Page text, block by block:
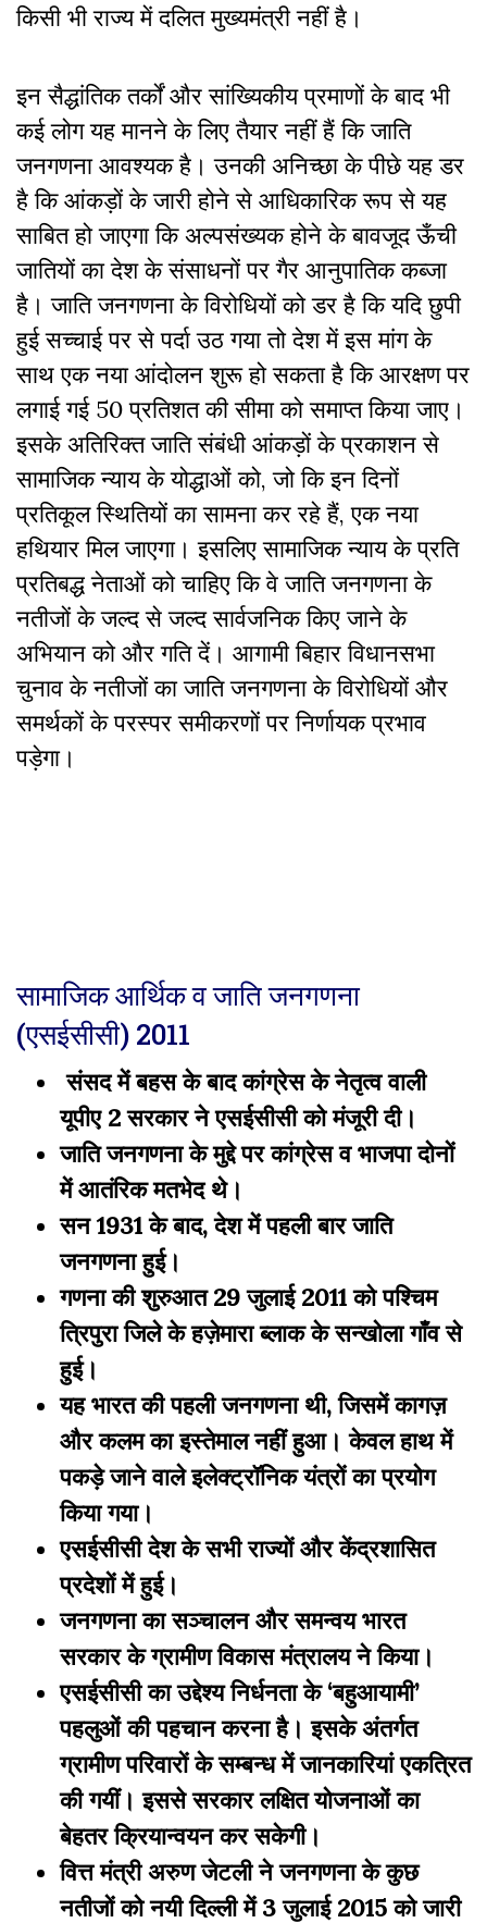
किसी भी राज्य में दलित मुख्यमंत्री नहीं है।
इन सैद्धांतिक तर्कों और सांख्यिकीय प्रमाणों के बाद भी
कई लोग यह मानने के लिए तैयार नहीं हैं कि जाति
जनगणना आवश्यक है। उनकी अनिच्छा के पीछे यह डर
है कि आंकड़ों के जारी होने से आधिकारिक रूप से यह
साबित हो जाएगा कि अल्पसंख्यक होने के बावजूद ऊँची
जातियों का देश के संसाधनों पर गैर आनुपातिक कब्जा
है। जाति जनगणना के विरोधियों को डर है कि यदि छुपी
हुई सच्चाई पर से पर्दा उठ गया तो देश में इस मांग के
साथ एक नया आंदोलन शुरू हो सकता है कि आरक्षण पर
लगाई गई 50 प्रतिशत की सीमा को समाप्त किया जाए।
इसके अतिरिक्त जाति संबंधी आंकड़ों के प्रकाशन से
सामाजिक न्याय के योद्धाओं को, जो कि इन दिनों
प्रतिकूल स्थितियों का सामना कर रहे हैं, एक नया
हथियार मिल जाएगा। इसलिए सामाजिक न्याय के प्रति
प्रतिबद्ध नेताओं को चाहिए कि वे जाति जनगणना के
नतीजों के जल्द से जल्द सार्वजनिक किए जाने के
अभियान को और गति दें। आगामी बिहार विधानसभा
चुनाव के नतीजों का जाति जनगणना के विरोधियों और
समर्थकों के परस्पर समीकरणों पर निर्णायक प्रभाव
पड़ेगा।
सामाजिक आर्थिक व जाति जनगणना
(एसईसीसी) 2011
संसद में बहस के बाद कांग्रेस के नेतृत्व वाली
यूपीए 2 सरकार ने एसईसीसी को मंजूरी दी।
जाति जनगणना के मुद्दे पर कांग्रेस व भाजपा दोनों
में आतंरिक मतभेद थे।
सन 1931 के बाद, देश में पहली बार जाति
जनगणना हुई।
गणना की शुरुआत 29 जुलाई 2011 को पश्चिम
त्रिपुरा जिले के हज़ेमारा ब्लाक के सन्खोला गाँव से
हुई।
यह भारत की पहली जनगणना थी, जिसमें कागज़
और कलम का इस्तेमाल नहीं हुआ। केवल हाथ में
पकड़े जाने वाले इलेक्ट्रॉनिक यंत्रों का प्रयोग
किया गया।
एसईसीसी देश के सभी राज्यों और केंद्रशासित
प्रदेशों में हुई।
जनगणना का सञ्चालन और समन्वय भारत
सरकार के ग्रामीण विकास मंत्रालय ने किया।
एसईसीसी का उद्देश्य निर्धनता के ‘बहुआयामी’
पहलुओं की पहचान करना है। इसके अंतर्गत
ग्रामीण परिवारों के सम्बन्ध में जानकारियां एकत्रित
की गयीं। इससे सरकार लक्षित योजनाओं का
बेहतर क्रियान्वयन कर सकेगी।
वित्त मंत्री अरुण जेटली ने जनगणना के कुछ
नतीजों को नयी दिल्ली में 3 जुलाई 2015 को जारी